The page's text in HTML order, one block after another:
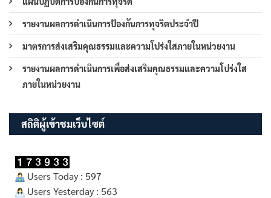
รายงานผลการดำเนินการป้องกันการทุจริตประจำปี
มาตรการส่งเสริมคุณธรรมและความโปร่งใสภายในหน่วยงาน
รายงานผลการดำเนินการเพื่อส่งเสริมคุณธรรมและความโปร่งใส
ภายในหน่วยงาน
สถิติผู้เข้าชมเว็บไซต์
Users Today : 597
Users Yesterday : 563